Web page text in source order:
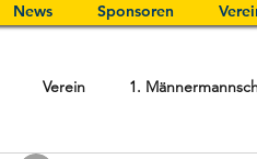
News Sponsoren
Verein 1.